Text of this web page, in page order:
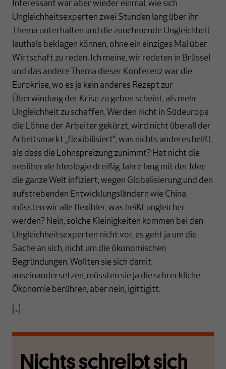
Interessant war aber wieder einmal, wie sich
Ungleichheitsexperten zwei Stunden lang über ihr
Thema unterhalten und die zunehmende Ungleichheit
lauthals beklagen können, ohne ein einziges Mal über
Wirtschaft zu reden. Ich meine, wir redeten in Brüssel
und das andere Thema dieser Konferenz war die
Eurokrise, wo es ja kein anderes Rezept zur
Überwindung der Krise zu geben scheint, als mehr
Ungleichheit zu schaffen. Werden nicht in Südeuropa
die Löhne der Arbeiter gekürzt, wird nicht überall der
Arbeitsmarkt „flexibilisiert“, was nichts anderes heißt,
als dass die Lohnspreizung zunimmt? Hat nicht die
neoliberale Ideologie dreißig Jahre lang mit der Idee
die ganze Welt infiziert, wegen Globalisierung und den
aufstrebenden Entwicklungsländern wie China
müssten wir alle flexibler, was heißt ungleicher
werden? Nein, solche Kleinigkeiten kommen bei den
Ungleichheitsexperten nicht vor, es geht ja um die
Sache an sich, nicht um die ökonomischen
Begründungen. Wollten sie sich damit
auseinandersetzen, müssten sie ja die schreckliche
Ökonomie berühren, aber nein, igittigitt.
[...]
Nichts schreibt sich